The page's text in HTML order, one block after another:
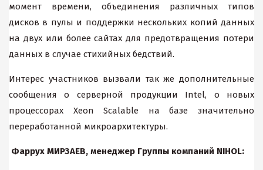
момент времени, объединения различных типов
дисков в пулы и поддержки нескольких копий данных
на двух или более сайтах для предотвращения потери
данных в случае стихийных бедствий.
Интерес участников вызвали так же дополнительные
сообщения о серверной продукции Intel, о новых
процессорах Xeon Scalable на базе значительно
переработанной микроархитектуры.
Фаррух МИРЗАЕВ, менеджер Группы компаний NIHOL: